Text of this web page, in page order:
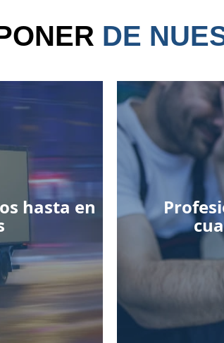
DE
hasta en